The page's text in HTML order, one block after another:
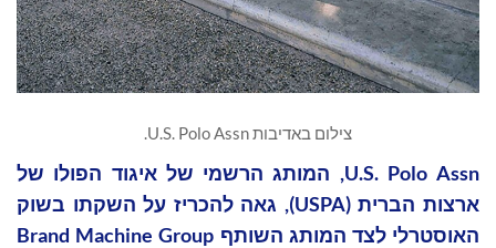
צילום באדיבות U.S. Polo Assn.
U.S. Polo Assn, המותג הרשמי של איגוד הפולו של
ארצות הברית (USPA), גאה להכריז על השקתו בשוק
האוסטרלי לצד המותג השותף Brand Machine Group